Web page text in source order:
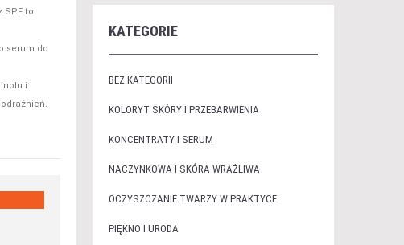
SPF to
serum do
i
KATEGORIE
BEZ KATEGORII
KOLORYT SKÓRY I PRZEBARWIENIA
KONCENTRATY I SERUM
NACZYNKOWA I SKÓRA WRAŻLIWA
OCZYSZCZANIE TWARZY W PRAKTYCE
PIĘKNO I URODA